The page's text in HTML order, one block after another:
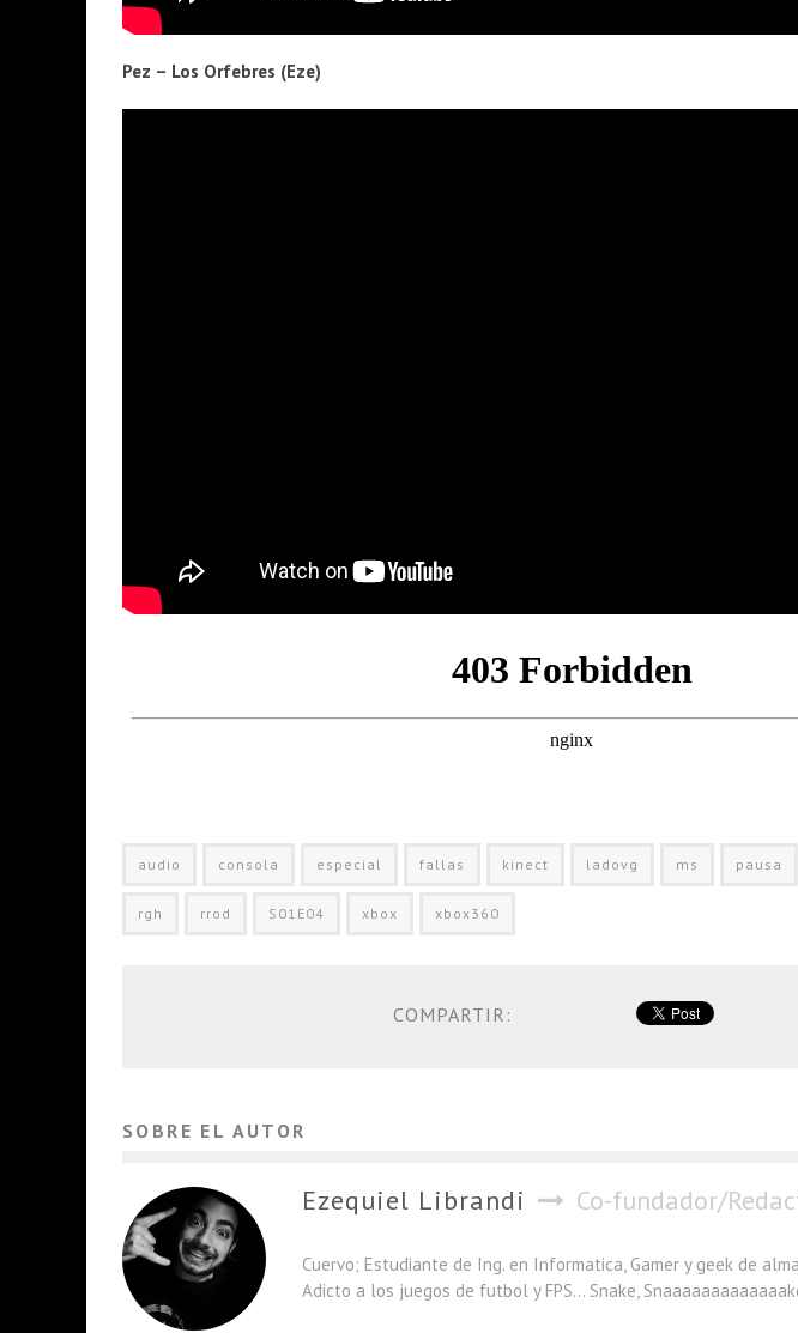
Pez – Los Orfebres (Eze)
audio consola especial fallas kinect ladovg ms pausa
rgh rrod S01E04 xbox xbox360
COMPARTIR:
SOBRE EL AUTOR
Ezequiel Librandi Co-fundador/
Cuervo; Estudiante de Ing. en Informatica, Gamer y geek de
Adicto a los juegos de futbol y FPS... Snake,